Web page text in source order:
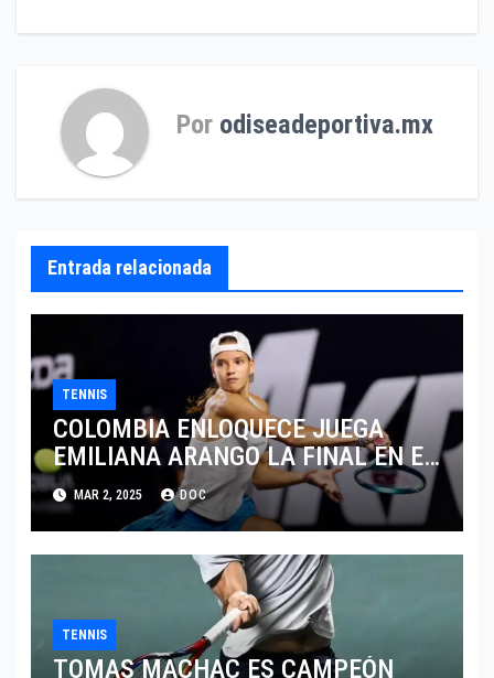
entradas
Por odiseadeportiva.mx
Entrada relacionada
TENNIS
COLOMBIA ENLOQUECE JUEGA
EMILIANA ARANGO LA FINAL EN EL
ABIERTO DE MERIDA
MAR 2, 2025 DOC
TENNIS
TOMAS MACHAC ES CAMPEÓN